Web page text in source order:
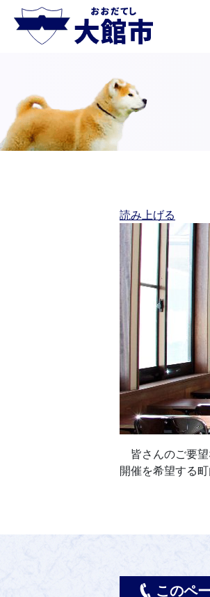
読み上げる
皆さんのご要望
開催を希望する
このペ